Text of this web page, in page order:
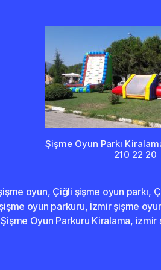
Şişme Oyun Parkı
210 22 20
oyun, Çiğli şişme oyun parkı,
oyun parkuru, İzmir şişme
Oyun Parkuru Kiralama, izmir